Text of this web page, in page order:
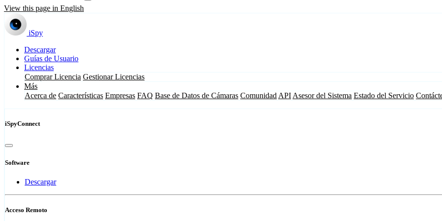
View this page in English
iSpy
Descargar
Guías de Usuario
Licencias
Comprar Licencia Gestionar Licencias
Más
Acerca de Características Empresas FAQ Base de Datos de Cámaras Comunidad API Asesor del Sistema Estado del Servicio
iSpyConnect
Software
Descargar
Acceso Remoto